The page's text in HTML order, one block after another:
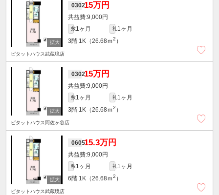
030215万円
9,000円
敷1ヶ月 礼1ヶ月
3階 1K（26.68ｍ2 ）
ピタットハウス武蔵境店
030215万円
9,000円
敷1ヶ月 礼1ヶ月
3階 1K（26.68ｍ2 ）
ピタットハウス阿佐ヶ谷店
060515.3万円
9,000円
敷1ヶ月 礼1ヶ月
6階 1K（26.68ｍ2 ）
ピタットハウス武蔵境店